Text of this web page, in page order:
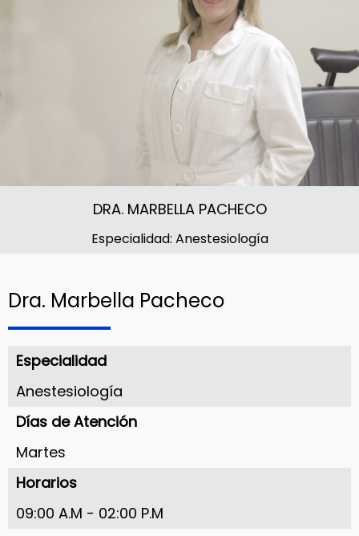
DRA. MARBELLA PACHECO
Especialidad: Anestesiología
Dra. Marbella Pacheco
Especialidad
Anestesiología
Días de Atención
Martes
Horarios
09:00 A.M - 02:00 P.M